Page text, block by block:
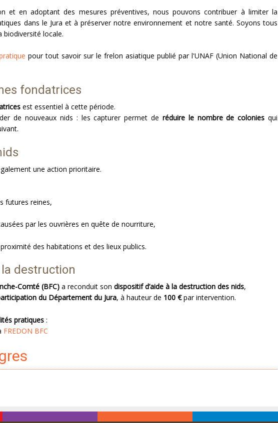
et en adoptant des mesures préventives, nous pouvons contribuer à limiter la
dans le Jura et à préserver notre environnement et notre santé. Soyons tous
biodiversité locale.
pour tout savoir sur le frelon asiatique publié par l'UNAF (Union National de
fondatrices
est essentiel à cette période.
de nouveaux nids : les capturer permet de réduire le nombre de colonies qui
une action prioritaire.
futures reines,
par les ouvrières en quête de nourriture,
des habitations et des lieux publics.
destruction
Comté (BFC) a reconduit son dispositif d’aide à la destruction des nids,
du Département du Jura, à hauteur de 100 €par intervention.
pratiques :
FREDON BFC